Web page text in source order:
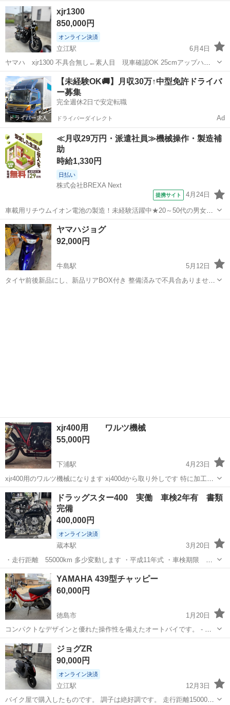
さい レーサーになります。公道走行は不可能です。 モトクロス入門と
して2024年に購入。 家庭の都合で売却を考えています。 オンライン
決済にしてますが...
徳島 徳島市
xjr1300
850,000円
オンライン決済
立江駅
6月4日
ヤマハ xjr1300 不具合無し←素人目 現車確認OK 25cmアップハン
ドル ワイヤー類新品交換 社外ショート管 バッフル変えました。 マ
ーシャルヘッドライト デベソのイエロー 走行距離 約23500km 乗るの
で伸びま...
徳島 小松島市 立江駅 ヤマハ
【未経験OK🚚】月収30万↑中型免許ドライバ
ー募集
完全週休2日で安定転職
ドライバーダイレクト Ad
≪月収29万円・派遣社員≫機械操作・製造補
助
時給1,330円
日払い
株式会社BREXA Next
提携サイト 4月24日
車載用リチウムイオン電池の製造！未経験活躍中★20～50代の男女活
躍中！寮費無料★備品付き1R寮完備！自宅からマイカー通勤OK！無料
駐車場完備◎正社員登用制度あり！《徳島県板野郡松茂町》 人気の工
場のお仕事 ◇車載用リチウ...
徳島 その他
ヤマハジョグ
92,000円
牛島駅
5月12日
タイヤ前後新品にし、新品リアBOX付き 整備済みで不具合ありません
xjr400用 ワルツ機械
55,000円
下浦駅
4月23日
xjr400用のワルツ機械になります xj400dから取り外しです 特に加工な
どしてないのでxjr400はもちろんポン付けでつきます xj400はカラー入
れるなど少しの工夫でつきます ステーギリギリのところでカットされ
てます...
徳島 名西郡 下浦駅 ヤマハ xjr
ドラッグスター400 実働 車検2年有 書類
完備
400,000円
オンライン決済
蔵本駅
3月20日
・走行距離 55000km 多少変動します ・平成11年式 ・車検期限 令
和9年6月12日 ⚠状態 ・基本セル1です ・動作 走る曲がる止まる
問題なし ウィンカー異常なし 走行距離に似合わずめっ
ちゃ元気...
徳島 徳島市 ヤマハ ドラッグスター
YAMAHA 439型チャッピー
60,000円
徳島市
1月20日
コンパクトなデザインと優れた操作性を備えたオートバイです。 - ブ
ランド: Yamaha - モデル名: 439型チャッピー50 - カラー: レッド/ホワ
イト - タイプ: オートバイ - シートタイプ: ロングシート ...
徳島 徳島市 ヤマハ
ジョグZR
90,000円
オンライン決済
立江駅
12月3日
バイク屋で購入したものです。 調子は絶好調です。 走行距離15000km